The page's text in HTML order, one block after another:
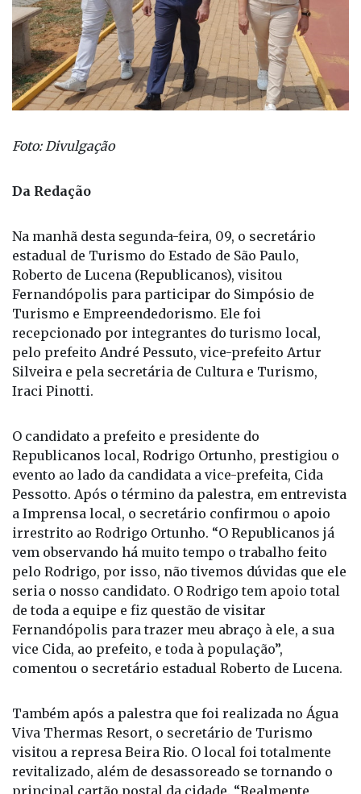
Foto: Divulgação
Da Redação
Na manhã desta segunda-feira, 09, o secretário
estadual de Turismo do Estado de São Paulo,
Roberto de Lucena (Republicanos), visitou
Fernandópolis para participar do Simpósio de
Turismo e Empreendedorismo. Ele foi
recepcionado por integrantes do turismo local,
pelo prefeito André Pessuto, vice-prefeito Artur
Silveira e pela secretária de Cultura e Turismo,
Iraci Pinotti.
O candidato a prefeito e presidente do
Republicanos local, Rodrigo Ortunho, prestigiou o
evento ao lado da candidata a vice-prefeita, Cida
Pessotto. Após o término da palestra, em entrevista
a Imprensa local, o secretário confirmou o apoio
irrestrito ao Rodrigo Ortunho. “O Republicanos já
vem observando há muito tempo o trabalho feito
pelo Rodrigo, por isso, não tivemos dúvidas que ele
seria o nosso candidato. O Rodrigo tem apoio total
de toda a equipe e fiz questão de visitar
Fernandópolis para trazer meu abraço à ele, a sua
vice Cida, ao prefeito, e toda à população”,
comentou o secretário estadual Roberto de Lucena.
Também após a palestra que foi realizada no Água
Viva Thermas Resort, o secretário de Turismo
visitou a represa Beira Rio. O local foi totalmente
revitalizado, além de desassoreado se tornando o
principal cartão postal da cidade. “Realmente